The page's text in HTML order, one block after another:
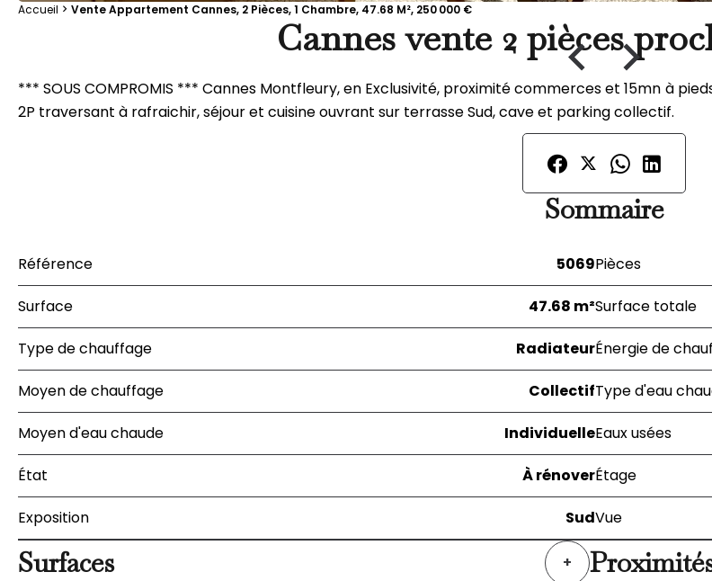
Accueil Vente Appartement Cannes, 2 Pièces, 1 Chambre, 47.68 M², 250 000 €
Cannes vente 2 pièces
*** SOUS COMPROMIS *** Cannes Montfleury, en Exclusivité, proximité commerces et 15mn à
2P traversant à rafraichir, séjour et cuisine ouvrant sur terrasse Sud, cave et parking collectif.
Sommaire
Référence 5069Pièces
Surface 47.68 m²Surface totale
Type de chauffage RadiateurÉnergie de
Moyen de chauffage CollectifType d'eau
Moyen d'eau chaude IndividuelleEaux usées
État À rénoverÉtage
Exposition SudVue
Surfaces +